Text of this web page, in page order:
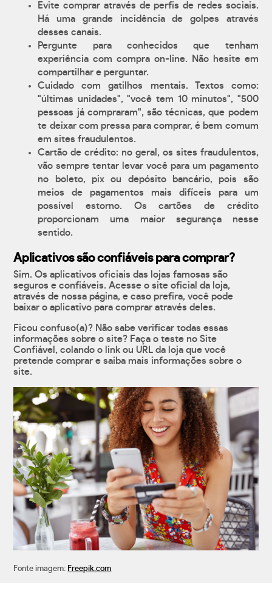
Evite comprar através de perfis de redes sociais.
Há uma grande incidência de golpes através
desses canais.
Pergunte para conhecidos que tenham
experiência com compra on-line. Não hesite em
compartilhar e perguntar.
Cuidado com gatilhos mentais. Textos como:
"últimas unidades", "você tem 10 minutos", "500
pessoas já compraram", são técnicas, que podem
te deixar com pressa para comprar, é bem comum
em sites fraudulentos.
Cartão de crédito: no geral, os sites fraudulentos,
vão sempre tentar levar você para um pagamento
no boleto, pix ou depósito bancário, pois são
meios de pagamentos mais difíceis para um
possível estorno. Os cartões de crédito
proporcionam uma maior segurança nesse
sentido.
Aplicativos são confiáveis para comprar?
Sim. Os aplicativos oficiais das lojas famosas são
seguros e confiáveis. Acesse o site oficial da loja,
através de nossa página, e caso prefira, você pode
baixar o aplicativo para comprar através deles.
Ficou confuso(a)? Não sabe verificar todas essas
informações sobre o site? Faça o teste no Site
Confiável, colando o link ou URL da loja que você
pretende comprar e saiba mais informações sobre o
site.
Fonte imagem: Freepik.com